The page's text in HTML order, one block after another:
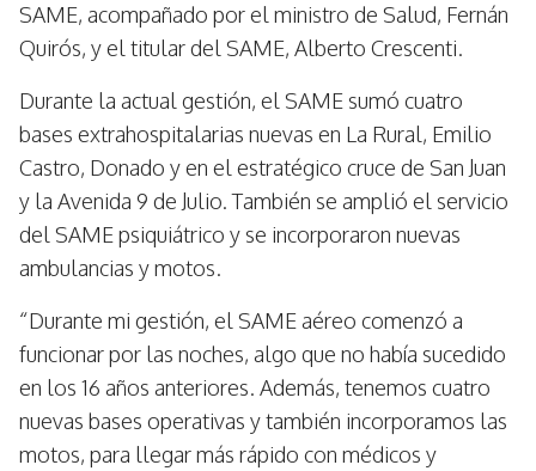
SAME, acompañado por el ministro de Salud, Fernán
Quirós, y el titular del SAME, Alberto Crescenti.
Durante la actual gestión, el SAME sumó cuatro
bases extrahospitalarias nuevas en La Rural, Emilio
Castro, Donado y en el estratégico cruce de San Juan
y la Avenida 9 de Julio. También se amplió el servicio
del SAME psiquiátrico y se incorporaron nuevas
ambulancias y motos.
“Durante mi gestión, el SAME aéreo comenzó a
funcionar por las noches, algo que no había sucedido
en los 16 años anteriores. Además, tenemos cuatro
nuevas bases operativas y también incorporamos las
motos, para llegar más rápido con médicos y